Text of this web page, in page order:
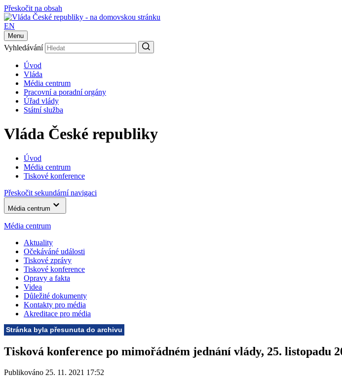
Přeskočit na obsah
EN
Menu
Vyhledávání
Úvod
Vláda
Média centrum
Pracovní a poradní orgány
Úřad vlády
Státní služba
Vláda České republiky
Úvod
Média centrum
Tiskové konference
Přeskočit sekundární navigaci
Média centrum
Média centrum
Aktuality
Očekáváné události
Tiskové zprávy
Tiskové konference
Opravy a fakta
Videa
Důležité dokumenty
Kontakty pro média
Akreditace pro média
Stránka byla přesunuta do archivu
Tisková konference po mimořádném jednání vlády, 25. listopadu
Publikováno 25. 11. 2021 17:52